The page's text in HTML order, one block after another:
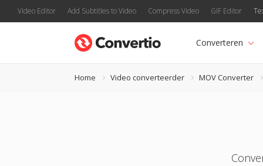
Video Editor Add Subtitles to Video Compress Video GIF Editor
Converteren
Home Video converteerder MOV Converter